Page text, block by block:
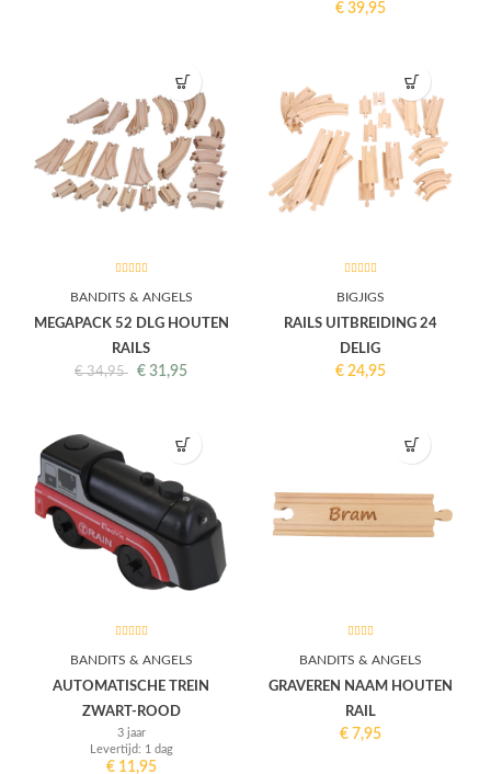
€ 39,95
BANDITS & ANGELS
MEGAPACK 52 DLG HOUTEN
RAILS
€34,95 € 31,95
BIGJIGS
RAILS UITBREIDING 24
DELIG
€ 24,95
BANDITS & ANGELS
AUTOMATISCHE TREIN
ZWART-ROOD
3 jaar
Levertijd: 1 dag
€ 11,95
BANDITS & ANGELS
GRAVEREN NAAM HOUTEN
RAIL
€ 7,95